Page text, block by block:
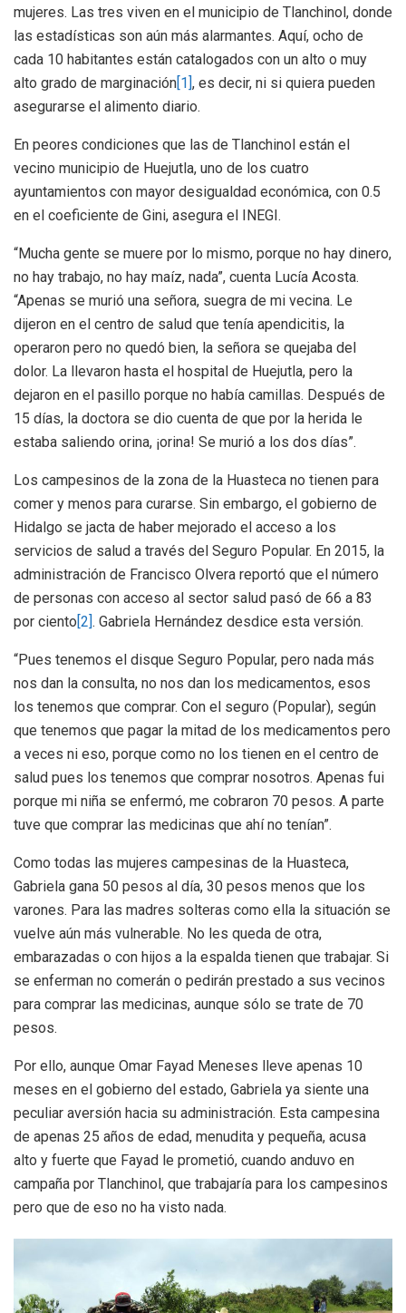
mujeres. Las tres viven en el municipio de Tlanchinol, donde
las estadísticas son aún más alarmantes. Aquí, ocho de
cada 10 habitantes están catalogados con un alto o muy
alto grado de marginación[1], es decir, ni si quiera pueden
asegurarse el alimento diario.
En peores condiciones que las de Tlanchinol están el
vecino municipio de Huejutla, uno de los cuatro
ayuntamientos con mayor desigualdad económica, con 0.5
en el coeficiente de Gini, asegura el INEGI.
“Mucha gente se muere por lo mismo, porque no hay dinero,
no hay trabajo, no hay maíz, nada”, cuenta Lucía Acosta.
“Apenas se murió una señora, suegra de mi vecina. Le
dijeron en el centro de salud que tenía apendicitis, la
operaron pero no quedó bien, la señora se quejaba del
dolor. La llevaron hasta el hospital de Huejutla, pero la
dejaron en el pasillo porque no había camillas. Después de
15 días, la doctora se dio cuenta de que por la herida le
estaba saliendo orina, ¡orina! Se murió a los dos días”.
Los campesinos de la zona de la Huasteca no tienen para
comer y menos para curarse. Sin embargo, el gobierno de
Hidalgo se jacta de haber mejorado el acceso a los
servicios de salud a través del Seguro Popular. En 2015, la
administración de Francisco Olvera reportó que el número
de personas con acceso al sector salud pasó de 66 a 83
por ciento[2]. Gabriela Hernández desdice esta versión.
“Pues tenemos el disque Seguro Popular, pero nada más
nos dan la consulta, no nos dan los medicamentos, esos
los tenemos que comprar. Con el seguro (Popular), según
que tenemos que pagar la mitad de los medicamentos pero
a veces ni eso, porque como no los tienen en el centro de
salud pues los tenemos que comprar nosotros. Apenas fui
porque mi niña se enfermó, me cobraron 70 pesos. A parte
tuve que comprar las medicinas que ahí no tenían”.
Como todas las mujeres campesinas de la Huasteca,
Gabriela gana 50 pesos al día, 30 pesos menos que los
varones. Para las madres solteras como ella la situación se
vuelve aún más vulnerable. No les queda de otra,
embarazadas o con hijos a la espalda tienen que trabajar. Si
se enferman no comerán o pedirán prestado a sus vecinos
para comprar las medicinas, aunque sólo se trate de 70
pesos.
Por ello, aunque Omar Fayad Meneses lleve apenas 10
meses en el gobierno del estado, Gabriela ya siente una
peculiar aversión hacia su administración. Esta campesina
de apenas 25 años de edad, menudita y pequeña, acusa
alto y fuerte que Fayad le prometió, cuando anduvo en
campaña por Tlanchinol, que trabajaría para los campesinos
pero que de eso no ha visto nada.